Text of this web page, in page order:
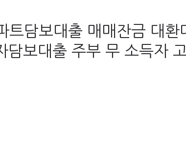
트담보대출 매매잔금 대환
담보대출 주부 무 소득자